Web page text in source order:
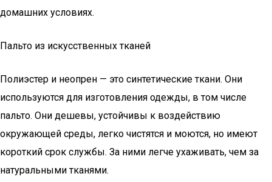
домашних условиях.
Пальто из искусственных тканей
Полиэстер и неопрен — это синтетические ткани. Они
используются для изготовления одежды, в том числе
пальто. Они дешевы, устойчивы к воздействию
окружающей среды, легко чистятся и моются, но имеют
короткий срок службы. За ними легче ухаживать, чем за
натуральными тканями.